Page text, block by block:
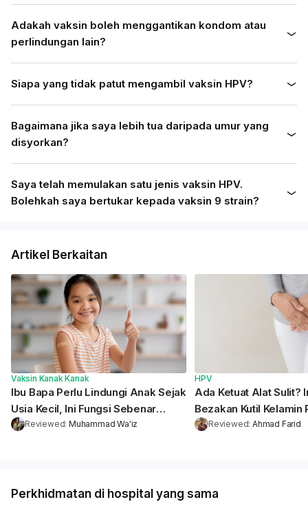
Adakah vaksin boleh menggantikan kondom atau
perlindungan lain?
Siapa yang tidak patut mengambil vaksin HPV?
Bagaimana jika saya lebih tua daripada umur yang
disyorkan?
Saya telah memulakan satu jenis vaksin HPV.
Bolehkah saya bertukar kepada vaksin 9 strain?
Artikel Berkaitan
Vaksin Kanak Kanak
Ibu Bapa Perlu Lindungi Anak Sejak
Usia Kecil, Ini Fungsi Sebenar
Vaksin HPV!
Reviewed: Muhammad Wa'iz
HPV
Ada Ketuat Alat Sulit?
Bezakan Kutil Kelamin
Sederhana Atau
Reviewed: Ahmad Farid
Perkhidmatan di hospital yang sama